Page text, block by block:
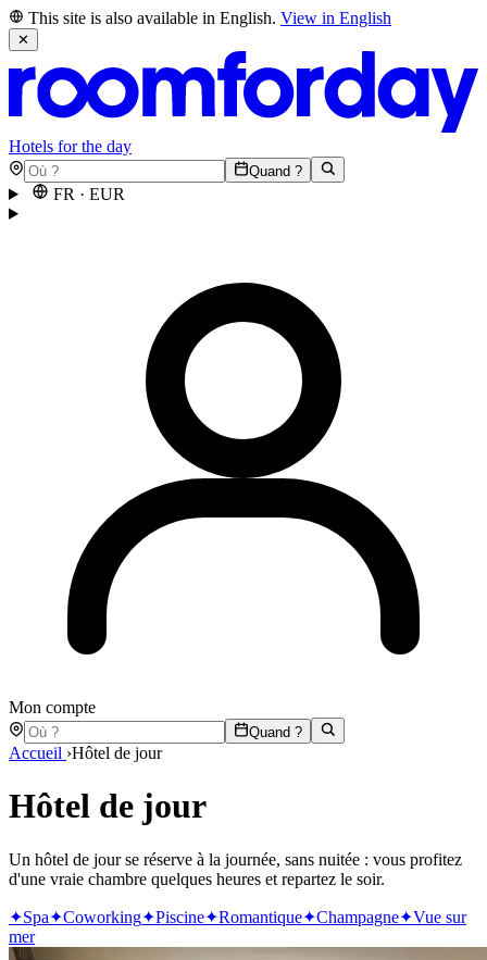
This site is also available in English. View in English
✕
Hotels for the day
Quand ?
FR · EUR
Mon compte
Quand ?
Accueil ›Hôtel de jour
Hôtel de jour
Un hôtel de jour se réserve à la journée, sans nuitée : vous profitez
d'une vraie chambre quelques heures et repartez le soir.
✦Spa✦Coworking✦Piscine✦Romantique✦Champagne✦Vue sur
mer